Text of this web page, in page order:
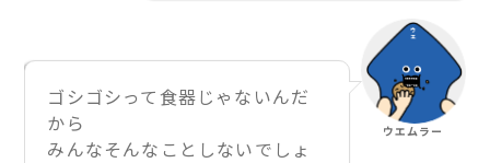
ゴシゴシって食器じゃないんだ
から
みんなそんなことしないでしょ
ウエムラー